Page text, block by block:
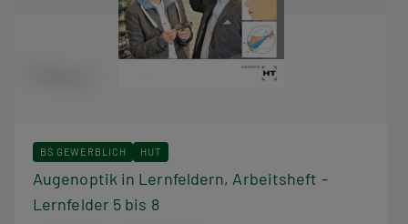
BS GEWERBLICH HUT
Augenoptik in Lernfeldern, Arbeitsheft -
Lernfelder 5 bis 8